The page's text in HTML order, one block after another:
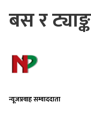
बस र
न्यूजप्रवाह सम्वाददाता